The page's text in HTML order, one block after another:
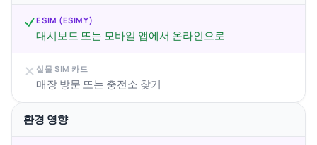
ESIM (ESIMY)
대시보드 또는 모바일 앱에서 온라인으로
실물 SIM 카드
매장 방문 또는 충전소 찾기
환경 영향